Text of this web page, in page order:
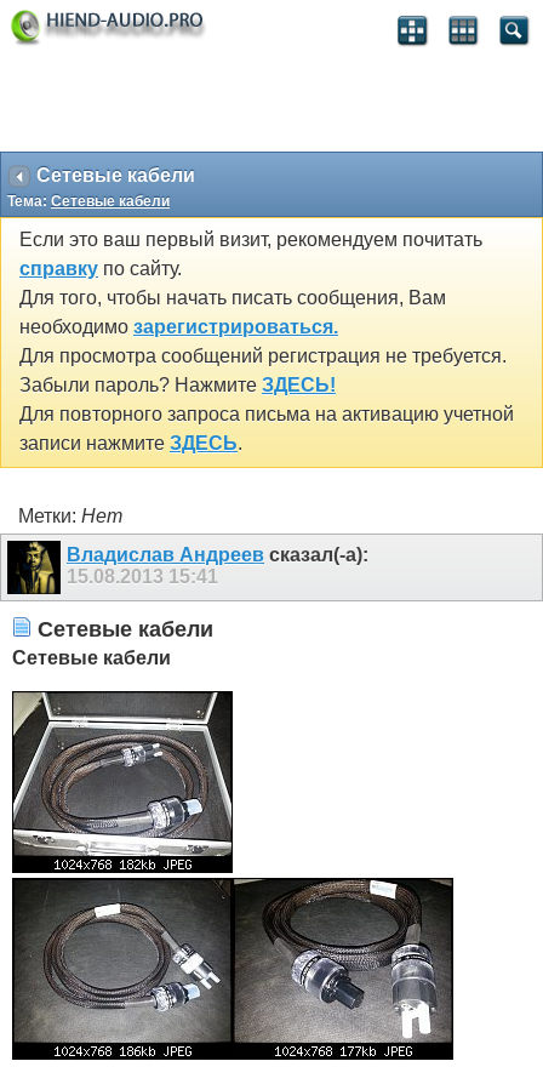
Сетевые кабели
Тема: Сетевые кабели
Если это ваш первый визит, рекомендуем почитать
справку по сайту.
Для того, чтобы начать писать сообщения, Вам
необходимо зарегистрироваться.
Для просмотра сообщений регистрация не требуется.
Забыли пароль? Нажмите ЗДЕСЬ!
Для повторного запроса письма на активацию учетной
записи нажмите ЗДЕСЬ.
Метки: Нет
Владислав Андреев сказал(-а):
15.08.2013 15:41
Сетевые кабели
Сетевые кабели